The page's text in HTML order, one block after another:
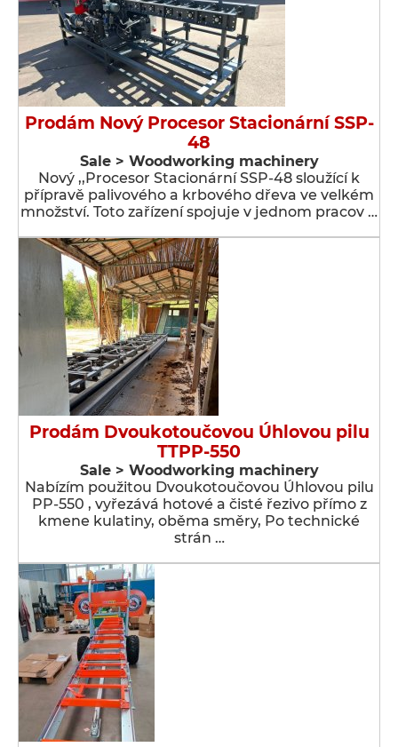
Prodám Nový Procesor Stacionární SSP-
48
Sale > Woodworking machinery
Nový ,,Procesor Stacionární SSP-48 sloužící k
přípravě palivového a krbového dřeva ve velkém
množství. Toto zařízení spojuje v jednom pracov …
Prodám Dvoukotoučovou Úhlovou pilu
TTPP-550
Sale > Woodworking machinery
Nabízím použitou Dvoukotoučovou Úhlovou pilu
PP-550 , vyřezává hotové a čisté řezivo přímo z
kmene kulatiny, oběma směry, Po technické
strán …